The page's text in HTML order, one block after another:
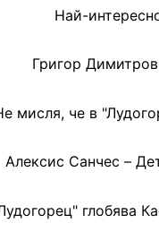
Най-
Григор Димитров
мисля, че в
Алексис Санчес –
глобява